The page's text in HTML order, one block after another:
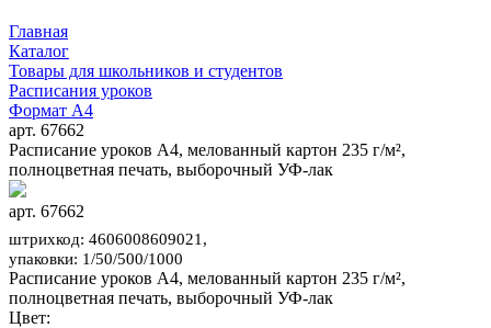
Главная
Каталог
Товары для школьников и студентов
Расписания уроков
Формат А4
арт. 67662
Расписание уроков А4, мелованный картон 235 г/м²,
полноцветная печать, выборочный УФ-лак
арт. 67662
штрихкод: 4606008609021,
упаковки: 1/50/500/1000
Расписание уроков А4, мелованный картон 235 г/м²,
полноцветная печать, выборочный УФ-лак
Цвет: